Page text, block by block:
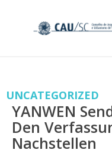
UNCATEGORIZED
YANWEN
Den
Nachstellen